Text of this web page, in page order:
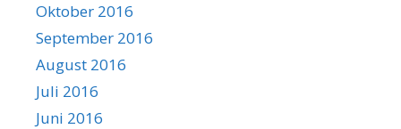
Oktober 2016
September 2016
August 2016
Juli 2016
Juni 2016